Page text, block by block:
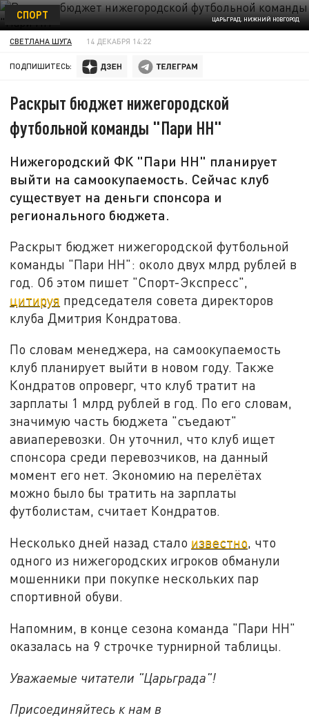
ЦАРЬГРАД. НИЖНИЙ НОВГОРОД
СПОРТ
СВЕТЛАНА ШУГА 14 ДЕКАБРЯ 14:22
ПОДПИШИТЕСЬ:
Раскрыт бюджет нижегородской
футбольной команды "Пари НН"
Нижегородский ФК "Пари НН" планирует
выйти на самоокупаемость. Сейчас клуб
существует на деньги спонсора и
регионального бюджета.
Раскрыт бюджет нижегородской футбольной
команды "Пари НН": около двух млрд рублей в
год. Об этом пишет "Спорт-Экспресс",
цитируя председателя совета директоров
клуба Дмитрия Кондратова.
По словам менеджера, на самоокупаемость
клуб планирует выйти в новом году. Также
Кондратов опроверг, что клуб тратит на
зарплаты 1 млрд рублей в год. По его словам,
значимую часть бюджета "съедают"
авиаперевозки. Он уточнил, что клуб ищет
спонсора среди перевозчиков, на данный
момент его нет. Экономию на перелётах
можно было бы тратить на зарплаты
футболистам, считает Кондратов.
Несколько дней назад стало известно, что
одного из нижегородских игроков обманули
мошенники при покупке нескольких пар
спортивной обуви.
Напомним, в конце сезона команда "Пари НН"
оказалась на 9 строчке турнирной таблицы.
Уважаемые читатели "Царьграда"!
Присоединяйтесь к нам в